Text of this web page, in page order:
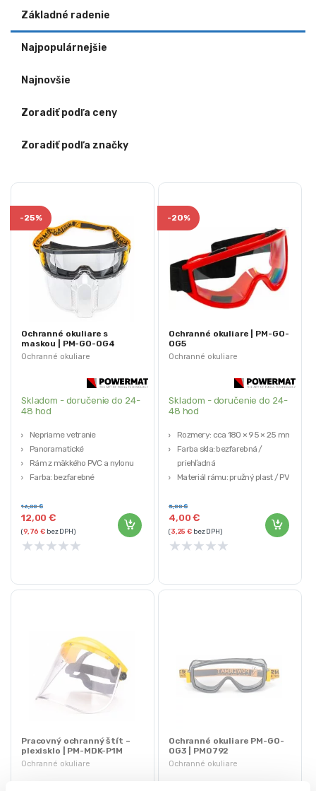
Základné radenie
Najpopulárnejšie
Najnovšie
Zoradiť podľa ceny
Zoradiť podľa značky
Ochranné okuliare
-25%
Ochranné okuliare s
maskou | PM-GO-OG4
Skladom - doručenie do 24-
48 hod
Nepriame vetranie
Panoramatické
Rám z mäkkého PVC a nylonu
Farba: bezfarebné
12,00€
16,00€
(9,76€ bez DPH)
★★★★★
Ochranné okuliare
-20%
Ochranné okuliare | PM-GO-
OG5
Skladom - doručenie do 24-
48 hod
Rozmery: cca 180 × 95 × 25 mm
Farba skla: bezfarebná /
priehľadná
Materiál rámu: pružný plast / PVC
Vetranie: ventilačný systém, 4
ventilačné otvory
4,00€
5,00€
(3,25€ bez DPH)
★★★★★
Ochranné okuliare
Pracovný ochranný štít –
plexisklo | PM-MDK-P1M
Ochranné okuliare
Ochranné okuliare PM-GO-
OG3 | PM0792